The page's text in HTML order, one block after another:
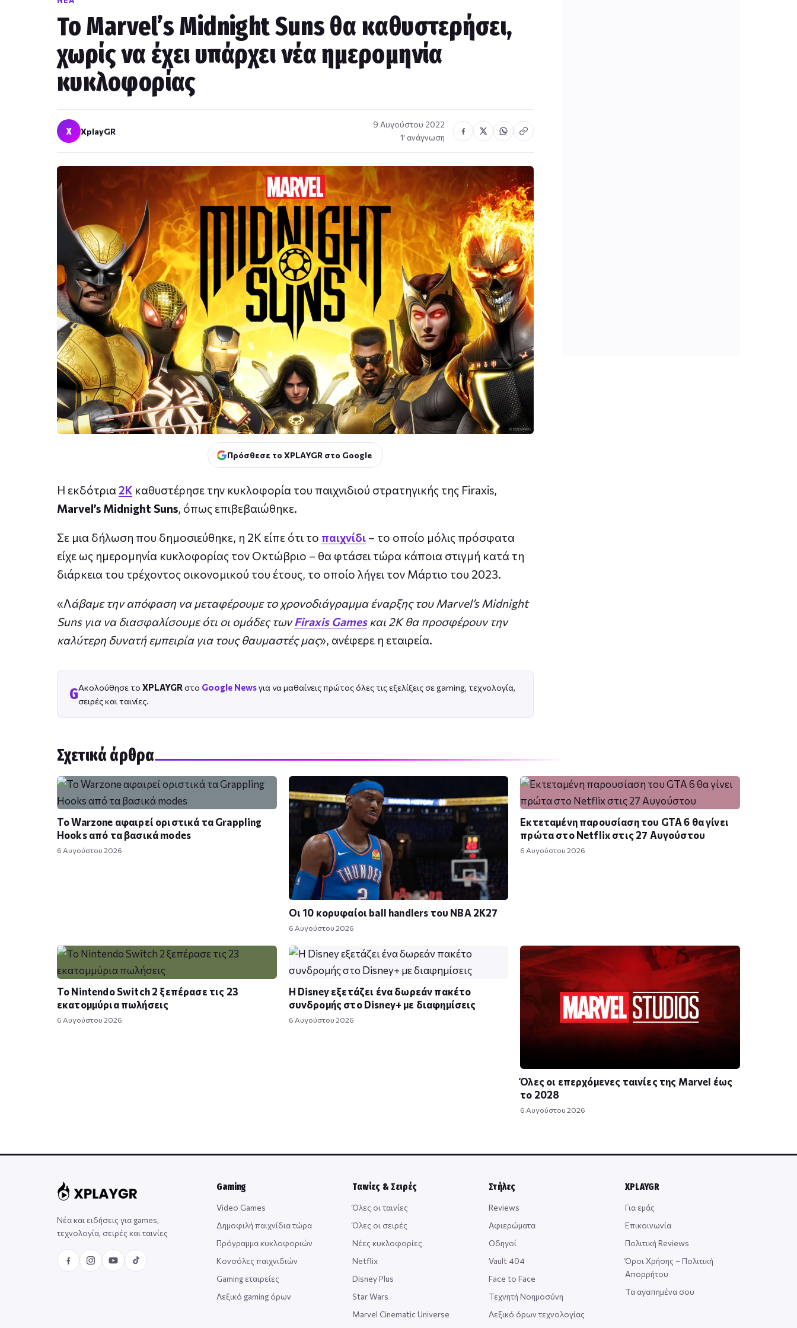
Το Marvel’s Midnight Suns θα καθυστερήσει,
χωρίς να έχει υπάρχει νέα ημερομηνία
κυκλοφορίας
X XplayGR
9 Αυγούστου 2022
1′ ανάγνωση
Πρόσθεσε το XPLAYGR στο Google
Η εκδότρια 2K καθυστέρησε την κυκλοφορία του παιχνιδιού στρατηγικής της Firaxis,
Marvel’s Midnight Suns, όπως επιβεβαιώθηκε.
Σε μια δήλωση που δημοσιεύθηκε, η 2K είπε ότι το παιχνίδι – το οποίο μόλις πρόσφατα
είχε ως ημερομηνία κυκλοφορίας τον Οκτώβριο – θα φτάσει τώρα κάποια στιγμή κατά τη
διάρκεια του τρέχοντος οικονομικού του έτους, το οποίο λήγει τον Μάρτιο του 2023.
«Λάβαμε την απόφαση να μεταφέρουμε το χρονοδιάγραμμα έναρξης του Marvel’s Midnight
Suns για να διασφαλίσουμε ότι οι ομάδες τωνFiraxis Gamesκαι 2K θα προσφέρουν την
καλύτερη δυνατή εμπειρία για τους θαυμαστές μας», ανέφερε η εταιρεία.
GΑκολούθησε το XPLAYGR στο Google Newsγια να μαθαίνεις πρώτος όλες τις εξελίξεις σε gaming, τεχνολογία,
σειρές και ταινίες.
Σχετικά άρθρα
Το Warzone αφαιρεί οριστικά τα Grappling
Hooks από τα βασικά modes
6 Αυγούστου 2026
Οι 10 κορυφαίοι ball handlers του NBA 2K27
6 Αυγούστου 2026
Εκτεταμένη παρουσίαση του GTA 6 θα γίνει
πρώτα στο Netflix στις 27 Αυγούστου
6 Αυγούστου 2026
Το Nintendo Switch 2 ξεπέρασε τις 23
εκατομμύρια πωλήσεις
6 Αυγούστου 2026
Η Disney εξετάζει ένα δωρεάν πακέτο
συνδρομής στο Disney+ με διαφημίσεις
6 Αυγούστου 2026
Όλες οι επερχόμενες ταινίες της Marvel έως
το 2028
6 Αυγούστου 2026
Νέα και ειδήσεις για games,
τεχνολογία, σειρές και ταινίες
Gaming
Video Games
Δημοφιλή παιχνίδια τώρα
Πρόγραμμα κυκλοφοριών
Κονσόλες παιχνιδιών
Gaming εταιρείες
Λεξικό gaming όρων
Ταινίες & Σειρές
Όλες οι ταινίες
Όλες οι σειρές
Νέες κυκλοφορίες
Netflix
Disney Plus
Star Wars
Marvel Cinematic Universe
Στήλες
Reviews
Αφιερώματα
Οδηγοί
Vault 404
Face to Face
Τεχνητή Νοημοσύνη
Λεξικό όρων τεχνολογίας
XPLAYGR
Για εμάς
Επικοινωνία
Πολιτική Reviews
Όροι Χρήσης – Πολιτική
Απορρήτου
Τα αγαπημένα σου